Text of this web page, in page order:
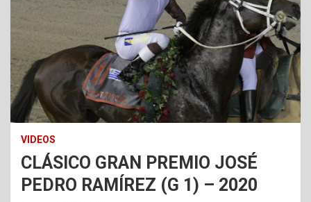
VIDEOS
CLÁSICO GRAN PREMIO JOSÉ
PEDRO RAMÍREZ (G 1) – 2020